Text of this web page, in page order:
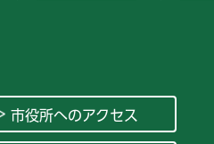
市役所へのアクセス